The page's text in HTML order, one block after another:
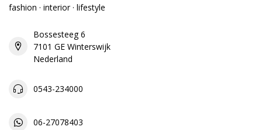
fashion · interior · lifestyle
Bossesteeg 6
7101 GE Winterswijk
Nederland
0543-234000
06-27078403